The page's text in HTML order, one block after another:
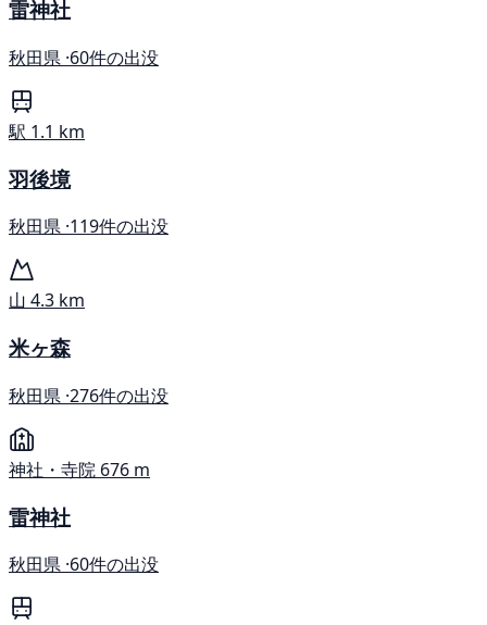
雷神社
秋田県 ·60件の出没
駅 1.1 km
羽後境
秋田県 ·119件の出没
山 4.3 km
米ヶ森
秋田県 ·276件の出没
神社・寺院 676 m
雷神社
秋田県 ·60件の出没